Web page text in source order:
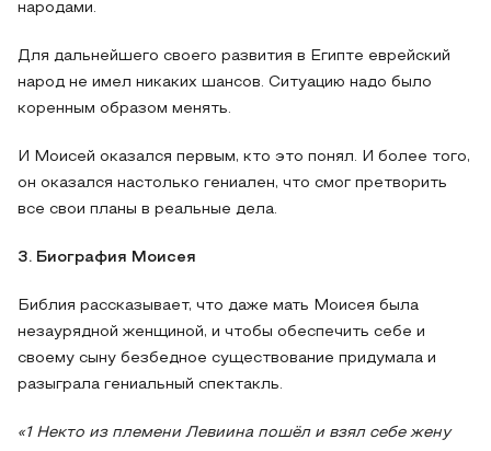
народами.
Для дальнейшего своего развития в Египте еврейский
народ не имел никаких шансов. Ситуацию надо было
коренным образом менять.
И Моисей оказался первым, кто это понял. И более того,
он оказался настолько гениален, что смог претворить
все свои планы в реальные дела.
3. Биография Моисея
Библия рассказывает, что даже мать Моисея была
незаурядной женщиной, и чтобы обеспечить себе и
своему сыну безбедное существование придумала и
разыграла гениальный спектакль.
«1 Некто из племени Левиина пошёл и взял себе жену